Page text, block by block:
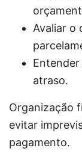
Avaliar o
atraso.
Organização
evitar
pagamento.